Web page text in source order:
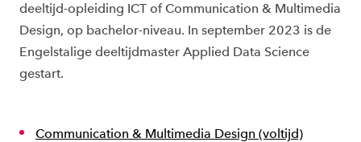
deeltijd-opleiding ICT of Communication & Multimedia
Design, op bachelor-niveau. In september 2023 is de
Engelstalige deeltijdmaster Applied Data Science
gestart.
Communication & Multimedia Design (voltijd)